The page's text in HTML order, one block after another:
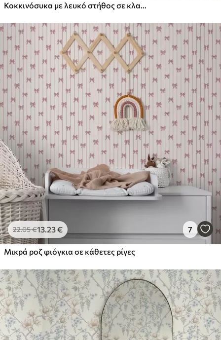
Κοκκινόσυκα με λευκό στήθος σε κλαδιά με κρεμ λουλούδια
22.05€13.23€ 7
Μικρά ροζ φιόγκια σε κάθετες ρίγες